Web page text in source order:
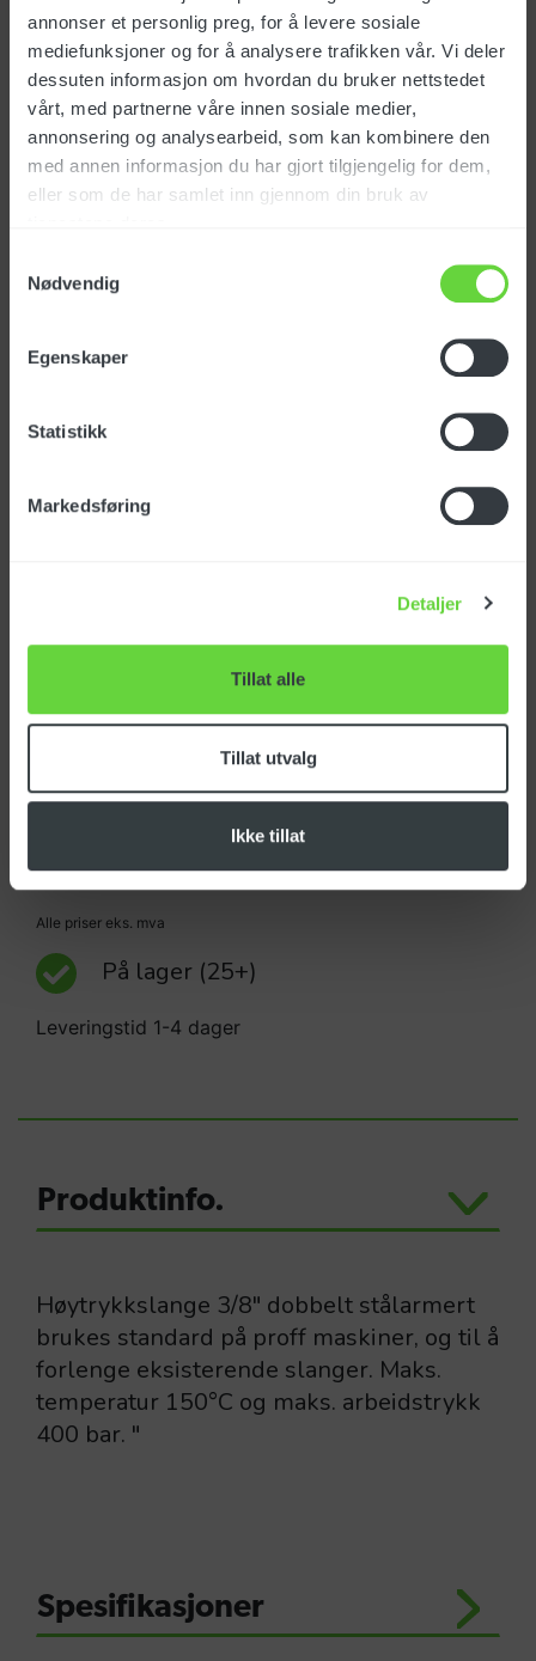
annonser et personlig preg, for å levere sosiale
mediefunksjoner og for å analysere trafikken vår. Vi deler
dessuten informasjon om hvordan du bruker nettstedet
vårt, med partnerne våre innen sosiale medier,
annonsering og analysearbeid, som kan kombinere den
med annen informasjon du har gjort tilgjengelig for dem,
eller som de har samlet inn gjennom din bruk av
Nødvendig
Egenskaper
Statistikk
Markedsføring
Detaljer
Tillat alle
Tillat utvalg
Ikke tillat
HØYTRYKKSLANGE
3/8" 25M BLÅ
3/8" 30M BLÅ
3/8" 50M BLÅ
3/8" 15M SVART
NOK 3 070,00
Alle priser eks. mva
På lager (25+)
Leveringstid 1-4 dager
Produktinfo.
Høytrykkslange 3/8" dobbelt stålarmert
brukes standard på proff maskiner, og til å
forlenge eksisterende slanger. Maks.
temperatur 150°C og maks. arbeidstrykk
400 bar. "
Spesifikasjoner